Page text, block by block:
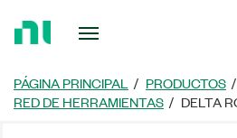
página
principal
PÁGINA PRINCIPAL
PRODUCTOS
RED DE HERRAMIENTAS
DELTA